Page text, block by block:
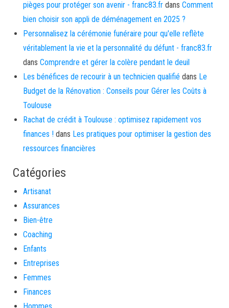
pièges pour protéger son avenir - franc83.fr dans Comment
bien choisir son appli de déménagement en 2025 ?
Personnalisez la cérémonie funéraire pour qu'elle reflète
véritablement la vie et la personnalité du défunt - franc83.fr
dans Comprendre et gérer la colère pendant le deuil
Les bénéfices de recourir à un technicien qualifié dans Le
Budget de la Rénovation : Conseils pour Gérer les Coûts à
Toulouse
Rachat de crédit à Toulouse : optimisez rapidement vos
finances ! dans Les pratiques pour optimiser la gestion des
ressources financières
Catégories
Artisanat
Assurances
Bien-être
Coaching
Enfants
Entreprises
Femmes
Finances